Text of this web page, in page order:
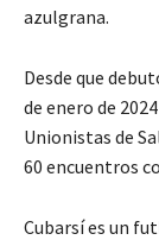
azulgrana.
Desde que
de enero de
Unionistas de
60 encuentros
Cubarsí es un